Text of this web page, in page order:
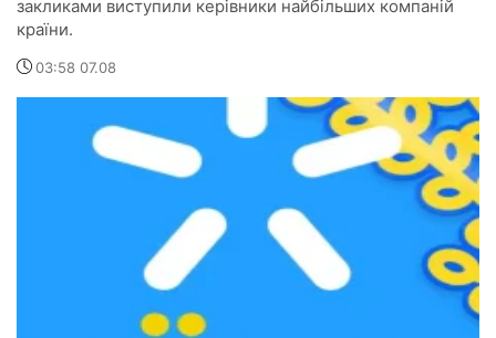
закликами виступили керівники найбільших компаній
країни.
03:58 07.08